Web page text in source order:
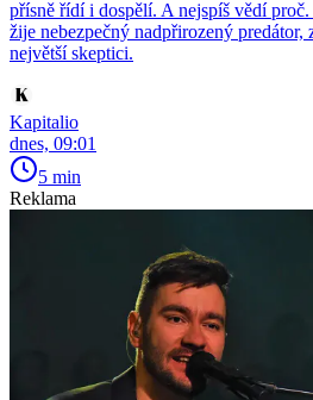
přísně řídí i dospělí. A nejspíš vědí
žije nebezpečný nadpřirozený predátor,
největší skeptici.
Kapitalio
dnes, 09:01
5 min
Reklama